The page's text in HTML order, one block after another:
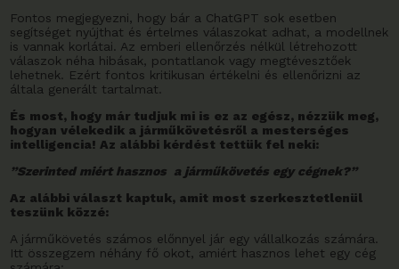
Fontos megjegyezni, hogy bár a ChatGPT sok esetben
segítséget nyújthat és értelmes válaszokat adhat, a modellnek
is vannak korlátai. Az emberi ellenőrzés nélkül létrehozott
válaszok néha hibásak, pontatlanok vagy megtévesztőek
lehetnek. Ezért fontos kritikusan értékelni és ellenőrizni az
általa generált tartalmat.
És most, hogy már tudjuk mi is ez az egész, nézzük meg,
hogyan vélekedik a járműkövetésről a mesterséges
intelligencia! Az alábbi kérdést tettük fel neki:
”Szerinted miért hasznos a járműkövetés egy cégnek?”
Az alábbi választ kaptuk, amit most szerkesztetlenül
teszünk közzé:
A járműkövetés számos előnnyel jár egy vállalkozás számára.
Itt összegzem néhány fő okot, amiért hasznos lehet egy cég